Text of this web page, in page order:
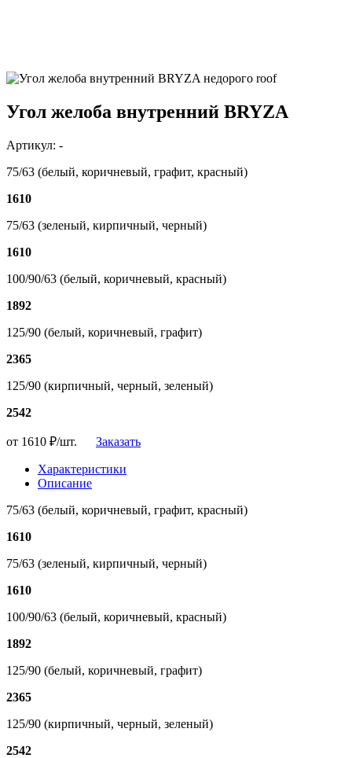
Угол желоба внутренний BRYZA
Артикул: -
75/63 (белый, коричневый, графит, красный)
1610
75/63 (зеленый, кирпичный, черный)
1610
100/90/63 (белый, коричневый, красный)
1892
125/90 (белый, коричневый, графит)
2365
125/90 (кирпичный, черный, зеленый)
2542
от 1610 ₽/шт. Заказать
Характеристики
Описание
75/63 (белый, коричневый, графит, красный)
1610
75/63 (зеленый, кирпичный, черный)
1610
100/90/63 (белый, коричневый, красный)
1892
125/90 (белый, коричневый, графит)
2365
125/90 (кирпичный, черный, зеленый)
2542